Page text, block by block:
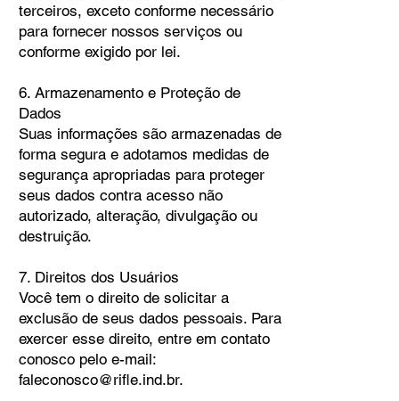
terceiros, exceto conforme necessário
para fornecer nossos serviços ou
conforme exigido por lei.
6. Armazenamento e Proteção de
Dados
Suas informações são armazenadas de
forma segura e adotamos medidas de
segurança apropriadas para proteger
seus dados contra acesso não
autorizado, alteração, divulgação ou
destruição.
7. Direitos dos Usuários
Você tem o direito de solicitar a
exclusão de seus dados pessoais. Para
exercer esse direito, entre em contato
conosco pelo e-mail:
faleconosco@rifle.ind.br.